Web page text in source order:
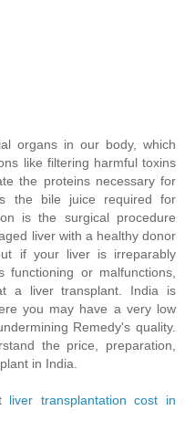
organs in our body, which
like filtering harmful toxins
the proteins necessary for
the bile juice required for
is the surgical procedure
liver with a healthy donor
if your liver is irreparably
or malfunctions,
a liver transplant. India is
you may have a very low
Remedy's quality.
the price, preparation,
in India.
liver transplantation cost in